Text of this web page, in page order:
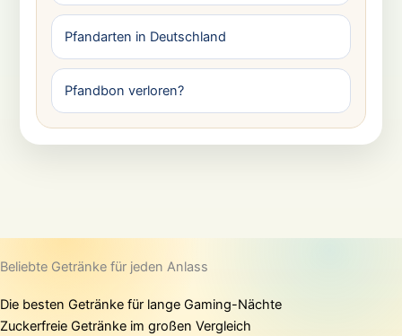
Pfandarten in Deutschland
Pfandbon verloren?
Beliebte Getränke für jeden Anlass
Die besten Getränke für lange Gaming-Nächte
Zuckerfreie Getränke im großen Vergleich